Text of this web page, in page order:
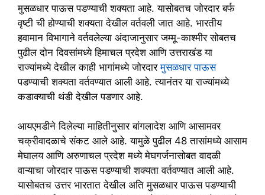
मुसळधार पाऊस पडण्याची शक्यता आहे. यासोबतच जोरदार बर्फ
वृष्टी ची होण्याची शक्यता देखील वर्तवली जात आहे. भारतीय
हवामान विभागाने वर्तवलेल्या अंदाजानुसार जम्मू-काश्मीर सोबतच
पुढील दोन दिवसांमध्ये हिमाचल प्रदेश आणि उत्तराखंड या
राज्यांमध्ये देखील काही भागांमध्ये जोरदारमुसळधार पाऊस
पडण्याची शक्यता वर्तवण्यात आली आहे. त्यानंतर या राज्यांमध्ये
कडाक्याची थंडी देखील पडणार आहे.
आयएमडीने दिलेल्या माहितीनुसार बांगलादेश आणि आसामवर
चक्रीवादळाचे संकट आले आहे. यामुळे पुढील 48 तासांमध्ये आसाम
मेघालय आणि अरुणाचल प्रदेश मध्ये मेघगर्जनासोबत वादळी
वाऱ्याचा जोरदार पाऊस पडण्याची शक्यता वर्तवण्यात आली आहे.
यासोबतच उत्तर भारतात देखील अति मुसळधार पाऊस पडण्याची